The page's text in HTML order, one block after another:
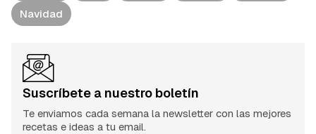
Navidad
Suscríbete a nuestro boletín
Te enviamos cada semana la newsletter con las mejores
recetas e ideas a tu email.